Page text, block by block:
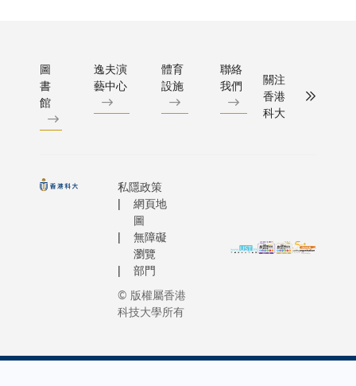
圖
書
館
逸夫演
藝中心
體育
設施
聯絡
我們
關注
香港
科大
私隱政策
網頁地
圖
無障礙
瀏覽
部門
© 版權屬香港
科技大學所有